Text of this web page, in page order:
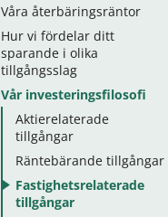
Våra återbäringsräntor
Hur vi fördelar ditt
sparande i olika
tillgångsslag
Vår investeringsfilosofi
Aktierelaterade
tillgångar
Räntebärande tillgångar
Fastighetsrelaterade
tillgångar